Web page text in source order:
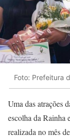
Foto: Prefeitura
Uma das atrações
escolha da Rainha
realizada no mês